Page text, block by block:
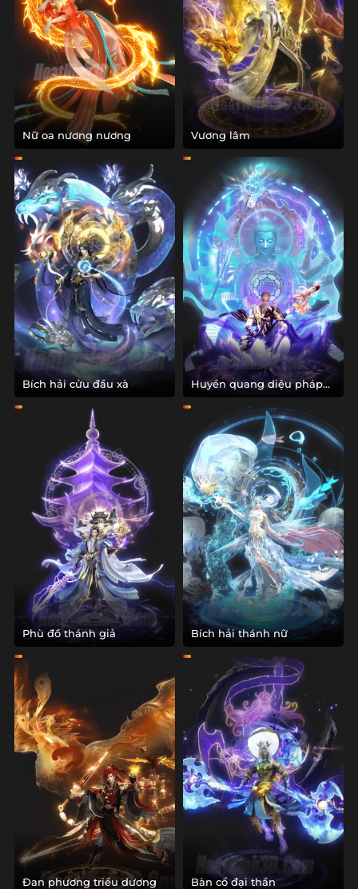
Nữ oa nương nương Vương lâm
Bích hải cửu đầu xà
Huyền quang diệu pháp
tăng
Phù đồ thánh giả Bích hải thánh nữ
Đan phương triều dương Bàn cổ đại thần